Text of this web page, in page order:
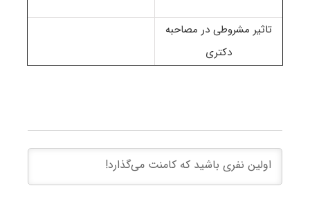
تاثیر مشروطی در مصاحبه
دکتری